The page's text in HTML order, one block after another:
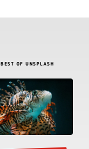
BEST OF UNSPLASH